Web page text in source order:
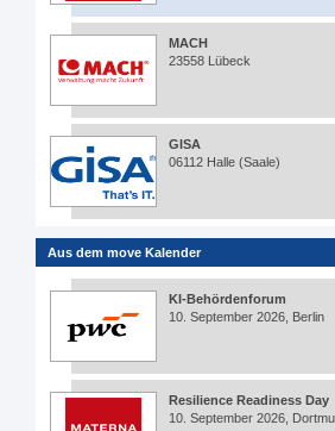
MACH
23558 Lübeck
GISA
06112 Halle (Saale)
Aus dem move Kalender
KI-Behördenforum
10. September 2026, Berlin
Resilience Readiness Day
10. September 2026,